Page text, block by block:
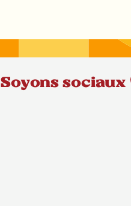
Soyons sociaux